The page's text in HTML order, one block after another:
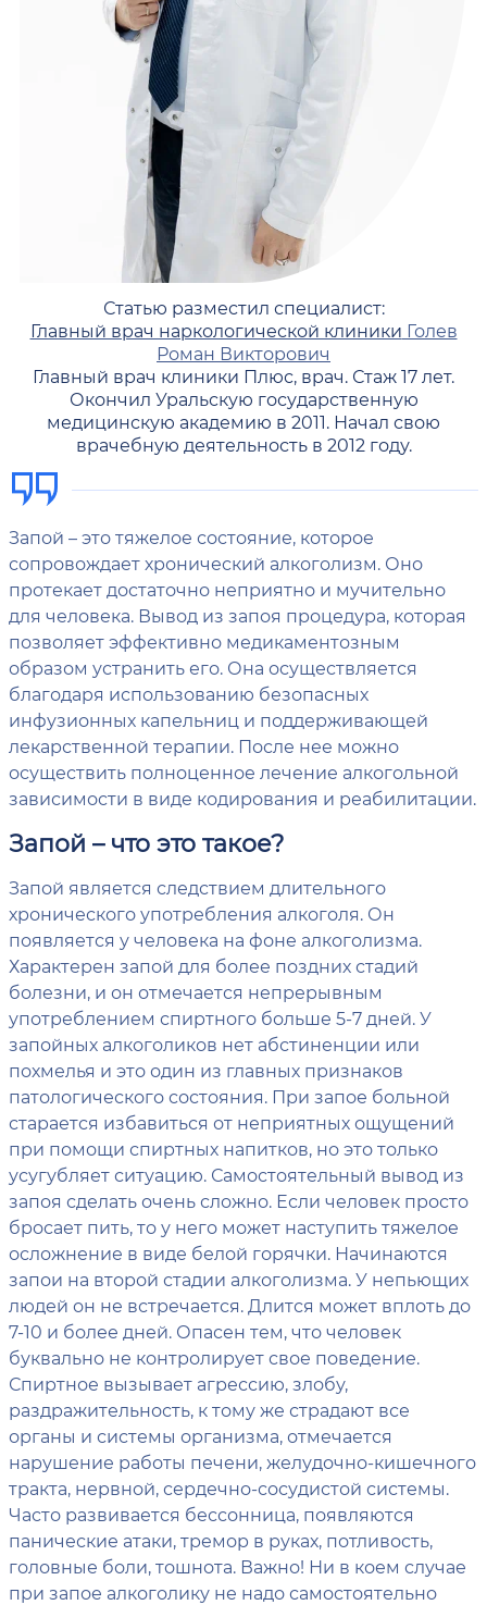
Статью разместил специалист:
Главный врач наркологической клиники Голев
Роман Викторович
Главный врач клиники Плюс, врач. Стаж 17 лет.
Окончил Уральскую государственную
медицинскую академию в 2011. Начал свою
врачебную деятельность в 2012 году.
Запой – это тяжелое состояние, которое
сопровождает хронический алкоголизм. Оно
протекает достаточно неприятно и мучительно
для человека. Вывод из запоя процедура, которая
позволяет эффективно медикаментозным
образом устранить его. Она осуществляется
благодаря использованию безопасных
инфузионных капельниц и поддерживающей
лекарственной терапии. После нее можно
осуществить полноценное лечение алкогольной
зависимости в виде кодирования и реабилитации.
Запой – что это такое?
Запой является следствием длительного
хронического употребления алкоголя. Он
появляется у человека на фоне алкоголизма.
Характерен запой для более поздних стадий
болезни, и он отмечается непрерывным
употреблением спиртного больше 5-7 дней. У
запойных алкоголиков нет абстиненции или
похмелья и это один из главных признаков
патологического состояния. При запое больной
старается избавиться от неприятных ощущений
при помощи спиртных напитков, но это только
усугубляет ситуацию. Самостоятельный вывод из
запоя сделать очень сложно. Если человек просто
бросает пить, то у него может наступить тяжелое
осложнение в виде белой горячки. Начинаются
запои на второй стадии алкоголизма. У непьющих
людей он не встречается. Длится может вплоть до
7-10 и более дней. Опасен тем, что человек
буквально не контролирует свое поведение.
Спиртное вызывает агрессию, злобу,
раздражительность, к тому же страдают все
органы и системы организма, отмечается
нарушение работы печени, желудочно-кишечного
тракта, нервной, сердечно-сосудистой системы.
Часто развивается бессонница, появляются
панические атаки, тремор в руках, потливость,
головные боли, тошнота. Важно! Ни в коем случае
при запое алкоголику не надо самостоятельно